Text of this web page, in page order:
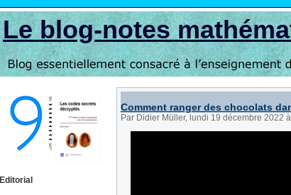
Le blog-notes
Editorial
Comment ranger des chocolats
Par Didier Müller, lundi 19 décembre 2022